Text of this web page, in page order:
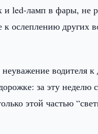
и led-ламп в фары, не
ослеплению других
водителя
за эту неделю
этой частью